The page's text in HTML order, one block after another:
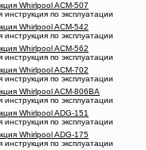
Whirlpool ACM-507
инструкция по эксплуатации
Whirlpool ACM-542
инструкция по эксплуатации
Whirlpool ACM-562
инструкция по эксплуатации
Whirlpool ACM-702
инструкция по эксплуатации
Whirlpool ACM-806BA
инструкция по эксплуатации
Whirlpool ADG-151
инструкция по эксплуатации
Whirlpool ADG-175
инструкция по эксплуатации